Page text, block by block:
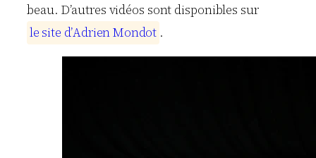
beau. D’autres vidéos sont disponibles sur
le site d’AdrienMondot .